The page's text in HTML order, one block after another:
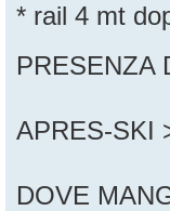
* rail 4 mt
PRESENZA
APRES-SKI
DOVE